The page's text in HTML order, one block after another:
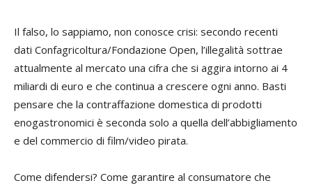
Il falso, lo sappiamo, non conosce crisi: secondo recenti
dati Confagricoltura/Fondazione Open, l’illegalità sottrae
attualmente al mercato una cifra che si aggira intorno ai 4
miliardi di euro e che continua a crescere ogni anno. Basti
pensare che la contraffazione domestica di prodotti
enogastronomici è seconda solo a quella dell’abbigliamento
e del commercio di film/video pirata.
Come difendersi? Come garantire al consumatore che